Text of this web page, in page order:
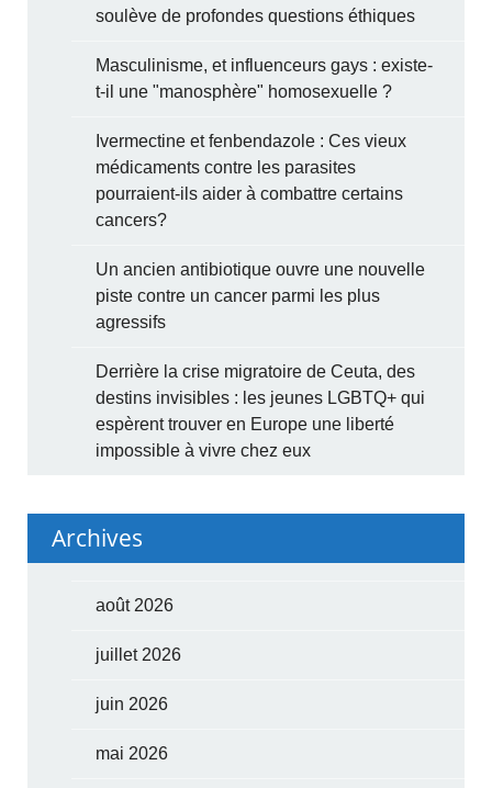
soulève de profondes questions éthiques
Masculinisme, et influenceurs gays : existe-
t-il une "manosphère" homosexuelle ?
Ivermectine et fenbendazole : Ces vieux
médicaments contre les parasites
pourraient-ils aider à combattre certains
cancers?
Un ancien antibiotique ouvre une nouvelle
piste contre un cancer parmi les plus
agressifs
Derrière la crise migratoire de Ceuta, des
destins invisibles : les jeunes LGBTQ+ qui
espèrent trouver en Europe une liberté
impossible à vivre chez eux
Archives
août 2026
juillet 2026
juin 2026
mai 2026